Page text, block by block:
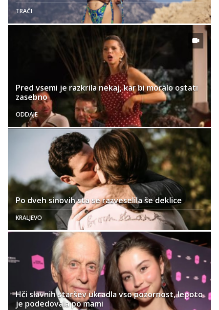
TRAČI
Pred vsemi je razkrila nekaj, kar bi moralo ostati
zasebno
ODDAJE
Po dveh sinovih sta se razveselila še deklice
KRALJEVO
Hči slavnih staršev ukradla vso pozornost, lepoto
je podedovala po mami